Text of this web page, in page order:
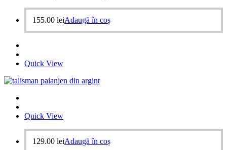
155.00 leiAdaugă în coș
Quick View
Quick View
129.00 leiAdaugă în coș